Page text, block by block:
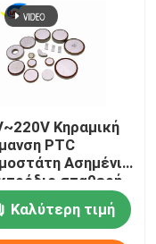
Κηραμική
PTC
Ασημένιο
σταθερή
πλάκα
Καλύτερη τιμή